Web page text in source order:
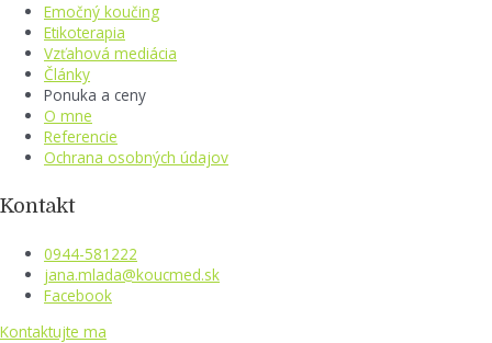
Emočný koučing
Etikoterapia
Vzťahová mediácia
Články
Ponuka a ceny
O mne
Referencie
Ochrana osobných údajov
Kontakt
0944-581222
jana.mlada@koucmed.sk
Facebook
Kontaktujte ma